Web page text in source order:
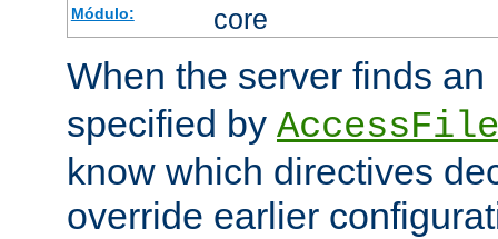
Módulo: core
When the server finds an
specified by
know which directives
override earlier